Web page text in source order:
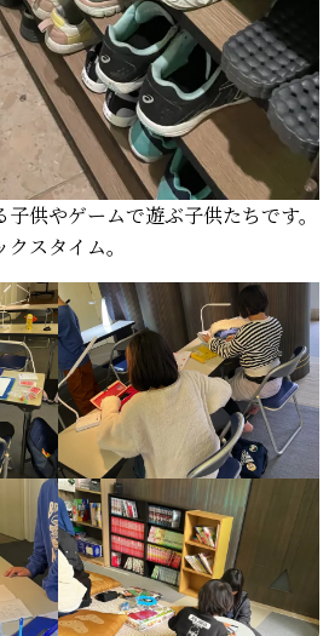
供やゲームで遊ぶ子供たちです。
スタイム。